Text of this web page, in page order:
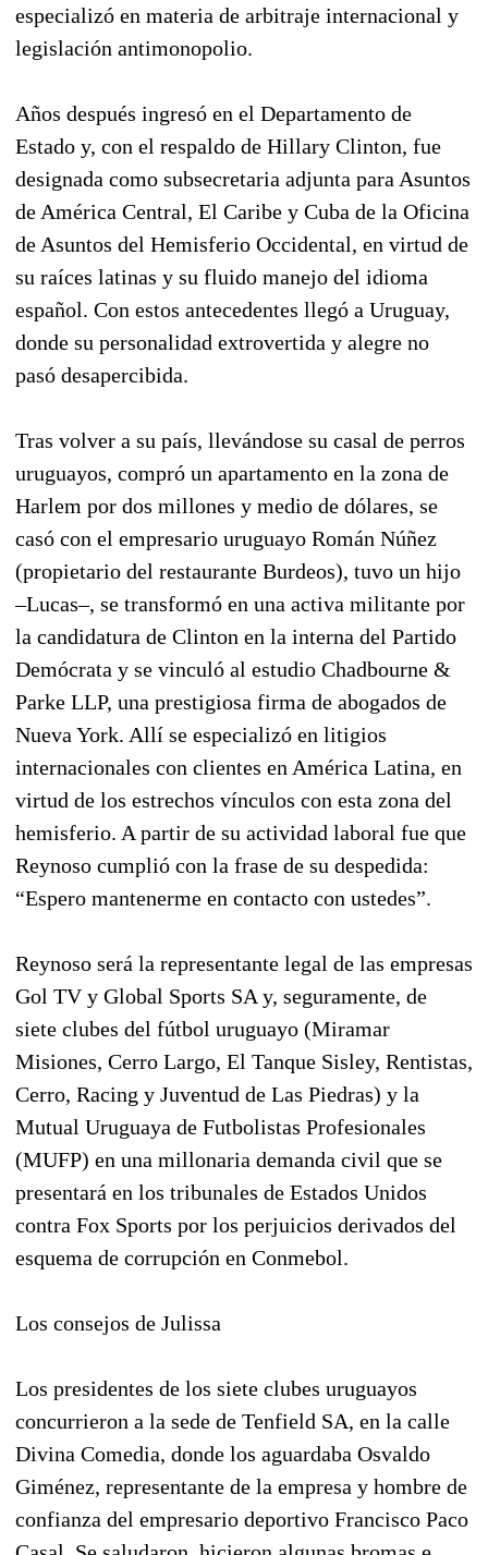
especializó en materia de arbitraje internacional y
legislación antimonopolio.
Años después ingresó en el Departamento de
Estado y, con el respaldo de Hillary Clinton, fue
designada como subsecretaria adjunta para Asuntos
de América Central, El Caribe y Cuba de la Oficina
de Asuntos del Hemisferio Occidental, en virtud de
su raíces latinas y su fluido manejo del idioma
español. Con estos antecedentes llegó a Uruguay,
donde su personalidad extrovertida y alegre no
pasó desapercibida.
Tras volver a su país, llevándose su casal de perros
uruguayos, compró un apartamento en la zona de
Harlem por dos millones y medio de dólares, se
casó con el empresario uruguayo Román Núñez
(propietario del restaurante Burdeos), tuvo un hijo
–Lucas–, se transformó en una activa militante por
la candidatura de Clinton en la interna del Partido
Demócrata y se vinculó al estudio Chadbourne &
Parke LLP, una prestigiosa firma de abogados de
Nueva York. Allí se especializó en litigios
internacionales con clientes en América Latina, en
virtud de los estrechos vínculos con esta zona del
hemisferio. A partir de su actividad laboral fue que
Reynoso cumplió con la frase de su despedida:
“Espero mantenerme en contacto con ustedes”.
Reynoso será la representante legal de las empresas
Gol TV y Global Sports SA y, seguramente, de
siete clubes del fútbol uruguayo (Miramar
Misiones, Cerro Largo, El Tanque Sisley, Rentistas,
Cerro, Racing y Juventud de Las Piedras) y la
Mutual Uruguaya de Futbolistas Profesionales
(MUFP) en una millonaria demanda civil que se
presentará en los tribunales de Estados Unidos
contra Fox Sports por los perjuicios derivados del
esquema de corrupción en Conmebol.
Los consejos de Julissa
Los presidentes de los siete clubes uruguayos
concurrieron a la sede de Tenfield SA, en la calle
Divina Comedia, donde los aguardaba Osvaldo
Giménez, representante de la empresa y hombre de
confianza del empresario deportivo Francisco Paco